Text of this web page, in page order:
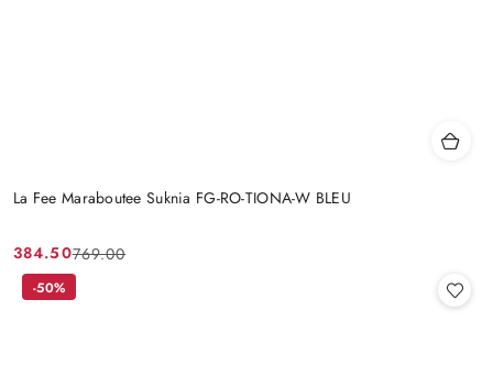
La Fee Maraboutee Suknia FG-RO-TIONA-W BLEU
Cena
promocyjna:
384.50
Cena
przed
769.00
-50%